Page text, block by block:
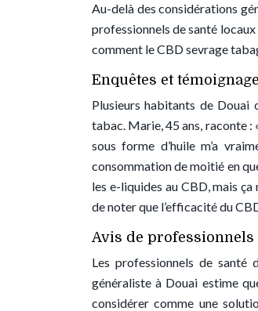
Au-delà des considérations
professionnels de santé
comment le CBD sevrage
Enquêtes et
Plusieurs habitants de
tabac. Marie, 45 ans, raconte :
sous forme d’huile m’a
consommation de moitié en
les e-liquides au CBD, mais
de noter que l’efficacité du
Avis de professionnels
Les professionnels de
généraliste à Douai estime
considérer comme une